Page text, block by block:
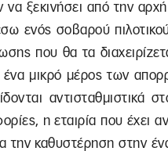
ξεκινήσει από την
ενός σοβαρού
που θα τα
μικρό μέρος των
αντισταθμιστικά
η εταιρία που έχει
την καθυστέρηση στην